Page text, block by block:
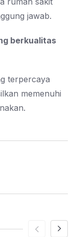
jawab.
berkualitas
terpercaya
memenuhi